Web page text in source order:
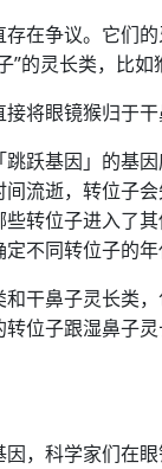
在争议。它们
的灵长类，比如
将眼镜猴归于干
跃基因」的基
流逝，转位子
转位子进入了
不同转位子的年
干鼻子灵长类
位子跟湿鼻子
，科学家们在